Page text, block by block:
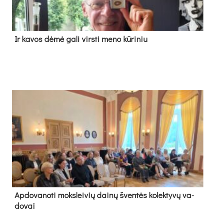
Ir ka­vos dė­mė ga­li virs­ti me­no kū­ri­niu
Ap­do­va­no­ti moks­lei­vių dai­nų šven­tės ko­lek­ty­vų va­
do­vai